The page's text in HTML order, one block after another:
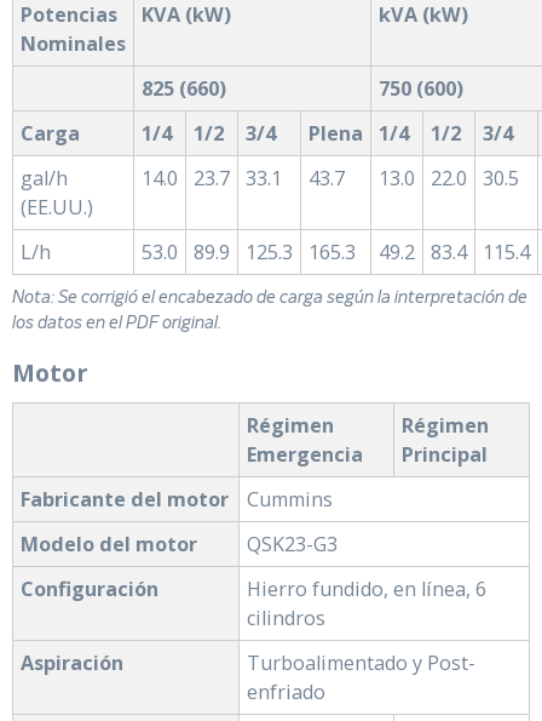
Potencias
Nominales
KVA (kW) kVA (kW)
825 (660)
750 (600)
Carga
1/4 1/2 3/4 Plena 1/4 1/2
3/4
gal/h
(EE.UU.)
14.0 23.7 33.1 43.7 13.0 22.0 30.5
L/h 53.0 89.9 125.3 165.3 49.2 83.4 115.4
Nota: Se corrigió el encabezado de carga según la interpretación de
los datos en el PDF original.
Motor
Régimen
Emergencia
Régimen
Principal
Fabricante del motor
Cummins
Modelo del motor
QSK23-G3
Configuración
Hierro fundido, en línea, 6
cilindros
Aspiración
Turboalimentado y Post-
enfriado